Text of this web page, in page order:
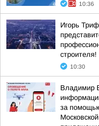
10:36
Игорь
строителя!
10:30
Владимир
за